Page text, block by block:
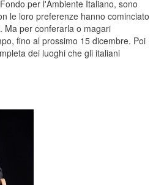
per l'Ambiente Italiano, sono
le loro preferenze hanno cominciato
Ma per conferarla o magari
fino al prossimo 15 dicembre. Poi
dei luoghi che gli italiani